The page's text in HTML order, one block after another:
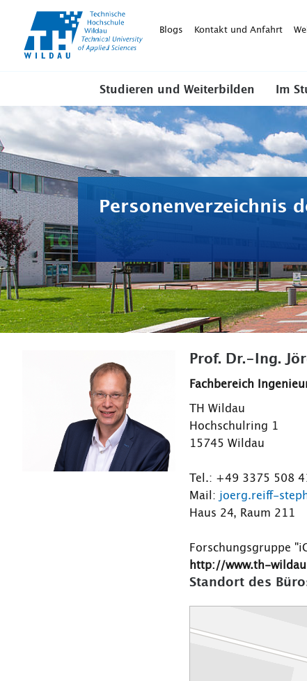
WildauBlogs Kontakt und Anfahrt
Studieren und Weiterbilden Im
Personenverzeichnis
Prof. Dr.-Ing.
Fachbereich
TH Wildau
Hochschulring 1
15745 Wildau
Tel.: +49 3375 508
Mail: joerg.reiff-
Haus 24, Raum 211
Forschungsgruppe
http://www.th-
Standort des